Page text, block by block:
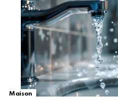
Maison